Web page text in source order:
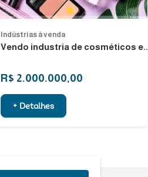
1
Indústrias à venda
Vendo industria de cosméticos e...
R$ 2.000.000,00
+ Detalhes